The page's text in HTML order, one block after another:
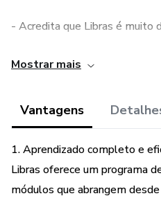
- Acredita que Libras é muito
- Não tem confiança ou
- Quer fazer a diferença no
- Quer apoiar a comunidade
- Quer aprender a se
Mostrar mais
Vantagens
1. Aprendizado completo e
Libras oferece um programa
módulos que abrangem